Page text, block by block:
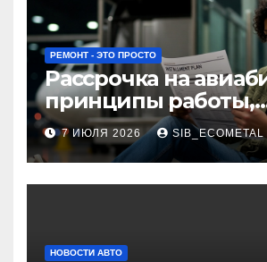
РЕМОНТ - ЭТО ПРОСТО
Рассрочка на
принципы работы,
требования и
потенциальные
7 ИЮЛЯ 2026 SIB_ECOMETAL
НОВОСТИ АВТО